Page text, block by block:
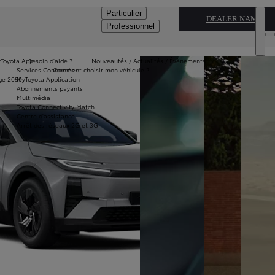
Particulier
Professionnel
DEALER NAME
App
Services Connectés
MyToyota Application
Abonnements payants
Multimédia
Toyota Connectivity Match
Centre d'assistance
Arrêt des réseaux 2G et 3G
Besoin d'aide ?
Comment choisir mon véhicule ?
2050
Nouveautés / Actualités / Évènements